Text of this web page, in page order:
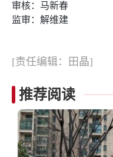
审核：马新春
监审：解维建
[责任编辑：田晶]
推荐阅读